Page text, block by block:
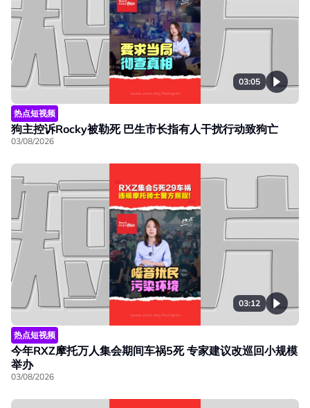
03:05
热点短视频
狗主控诉Rocky被勒死 巴生市长指有人干扰行动致狗亡
03/08/2026
03:12
热点短视频
今年RXZ摩托万人集会期间车祸5死 专家建议改巡回小规模
举办
03/08/2026